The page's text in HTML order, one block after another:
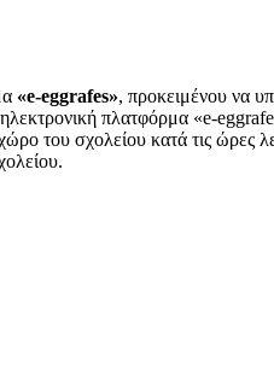
«e-eggrafes», προκειμένου να
πλατφόρμα «e-
του σχολείου κατά τις ώρες